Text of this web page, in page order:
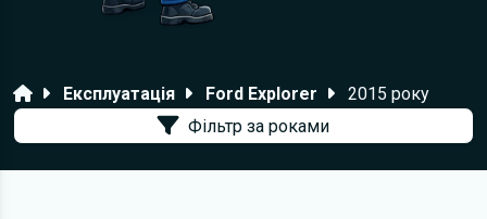
ГоловнаЕксплуатація Ford Explorer
2015 року
Фільтр за роками